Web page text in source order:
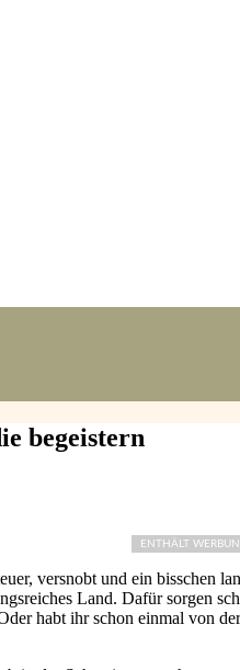
begeistern
ENTHÄLT
versnobt und ein bisschen
Land. Dafür sorgen
habt ihr schon einmal von